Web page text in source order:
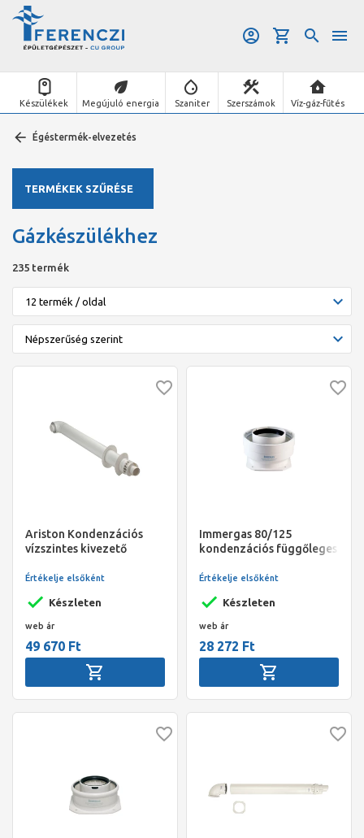
Készülékek Megújuló energia Szaniter Szerszámok Víz-gáz-fűtés
Égéstermék-elvezetés
Gázkészülékhez
235 termék
Ariston Kondenzációs
vízszintes kivezető
Készleten
Értékelje elsőként
web ár
49 670 Ft
Immergas 80/125
kondenzációs függőleges
Készleten
Értékelje elsőként
web ár
28 272 Ft
TERMÉKEK SZŰRÉSE